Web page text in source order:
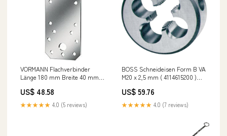
VORMANN Flachverbinder
Länge 180 mm Breite 40 mm
Meldebestand Einkauf
US$ 48.58
★★★★★ 4.0 (5 reviews)
BOSS Schneideisen Form B VA
M20 x 2,5 mm ( 4114615200 )
US$ 59.76
★★★★★ 4.0 (7 reviews)